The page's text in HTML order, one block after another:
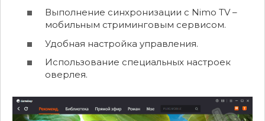
Выполнение синхронизации с Nimo TV –
мобильным стриминговым сервисом.
Удобная настройка управления.
Использование специальных настроек
оверлея.